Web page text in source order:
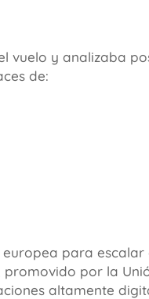
vuelo y analizaba
de:
para escalar
por la
altamente